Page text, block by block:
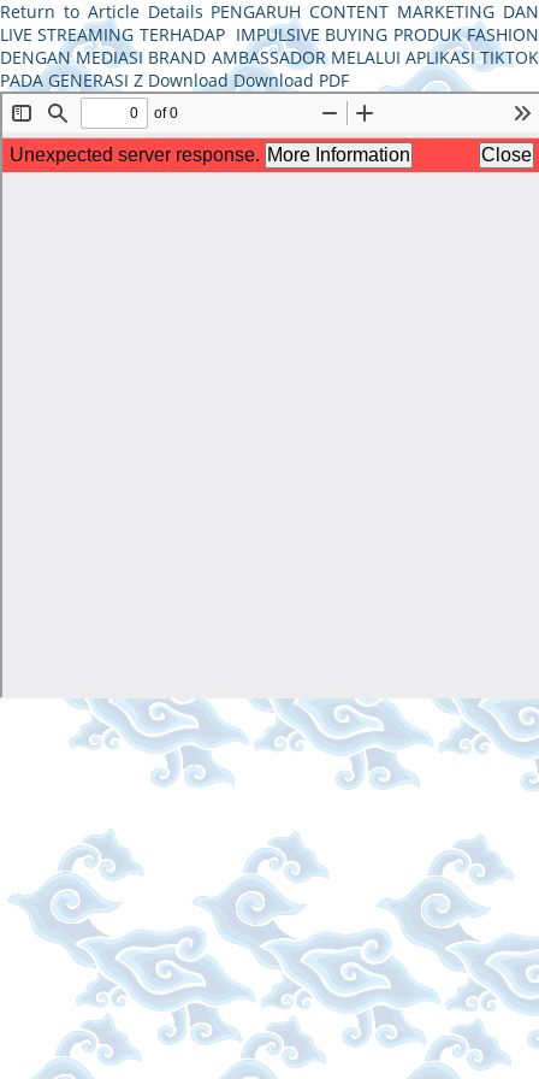
Return to Article Details PENGARUH CONTENT MARKETING DAN
LIVE STREAMING TERHADAP IMPULSIVE BUYING PRODUK FASHION
DENGAN MEDIASI BRAND AMBASSADOR MELALUI APLIKASI TIKTOK
PADA GENERASI Z DownloadDownload PDF